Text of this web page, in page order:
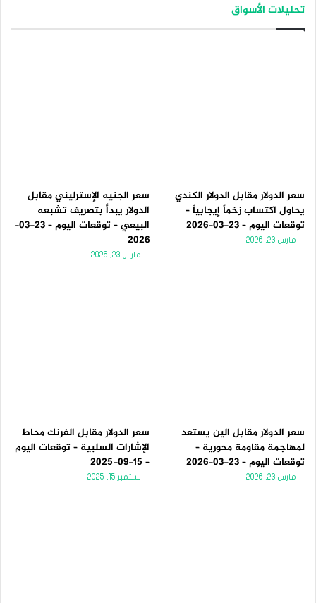
تحليلات الأسواق
سعر الدولار مقابل الدولار الكندي
يحاول اكتساب زخماً إيجابياً –
توقعات اليوم – 23-03-2026
مارس 23, 2026
سعر الجنيه الإسترليني مقابل
الدولار يبدأ بتصريف تشبعه
البيعي – توقعات اليوم – 23-03-
2026
مارس 23, 2026
سعر الدولار مقابل الين يستعد
لمهاجمة مقاومة محورية –
توقعات اليوم – 23-03-2026
مارس 23, 2026
سعر الدولار مقابل الفرنك محاط
الإشارات السلبية – توقعات اليوم
– 15-09-2025
سبتمبر 15, 2025